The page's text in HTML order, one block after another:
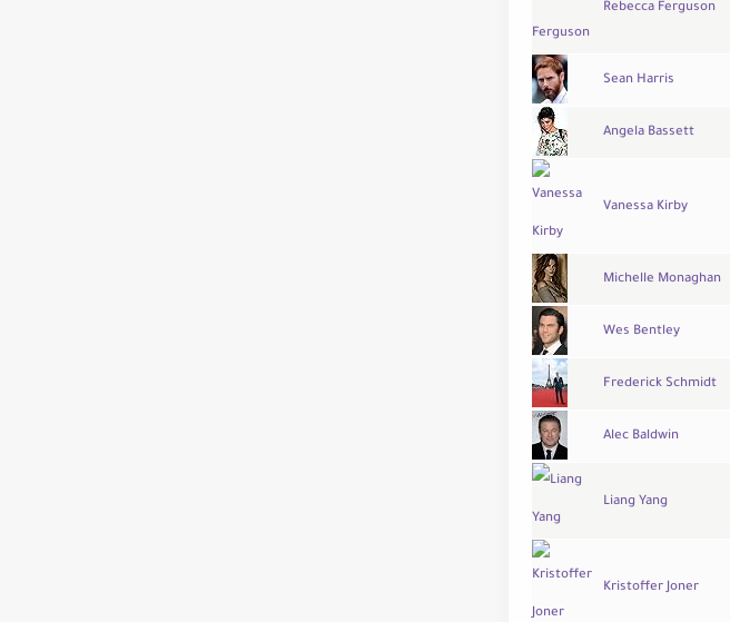
Rebecca Ferguson
Sean Harris
Angela Bassett
Vanessa Kirby
Michelle Monaghan
Wes Bentley
Frederick Schmidt
Alec Baldwin
Liang Yang
Kristoffer Joner